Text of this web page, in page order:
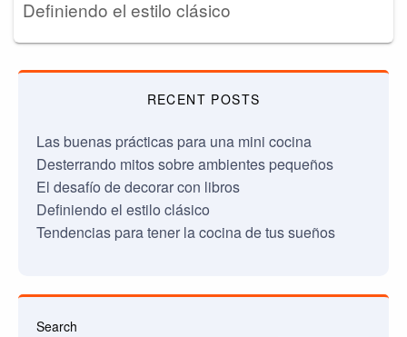
Definiendo el estilo clásico
RECENT POSTS
Las buenas prácticas para una mini cocina
Desterrando mitos sobre ambientes pequeños
El desafío de decorar con libros
Definiendo el estilo clásico
Tendencias para tener la cocina de tus sueños
Search